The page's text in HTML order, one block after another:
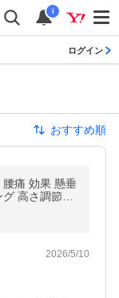
i
ログイン
おすすめ順
痛 効果 懸垂
高さ調節7
ト 腹筋 背筋
2026/5/10